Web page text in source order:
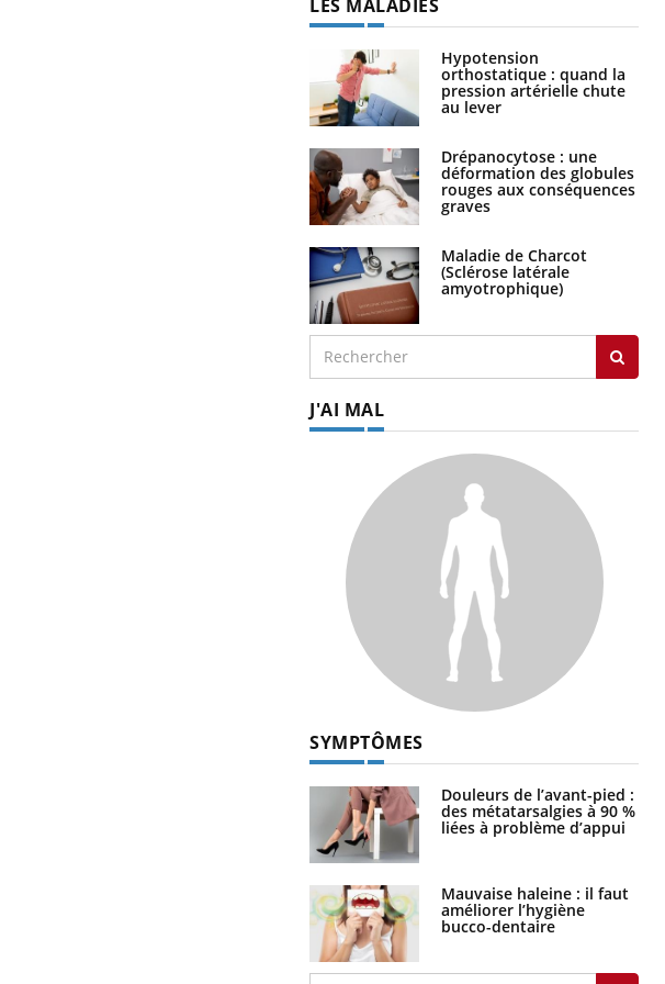
LES MALADIES
Hypotension
orthostatique : quand la
pression artérielle chute
au lever
Drépanocytose : une
déformation des globules
rouges aux conséquences
graves
Maladie de Charcot
(Sclérose latérale
amyotrophique)
J'AI MAL
SYMPTÔMES
Douleurs de l’avant-pied :
des métatarsalgies à 90 %
liées à problème d’appui
Mauvaise haleine : il faut
améliorer l’hygiène
bucco-dentaire